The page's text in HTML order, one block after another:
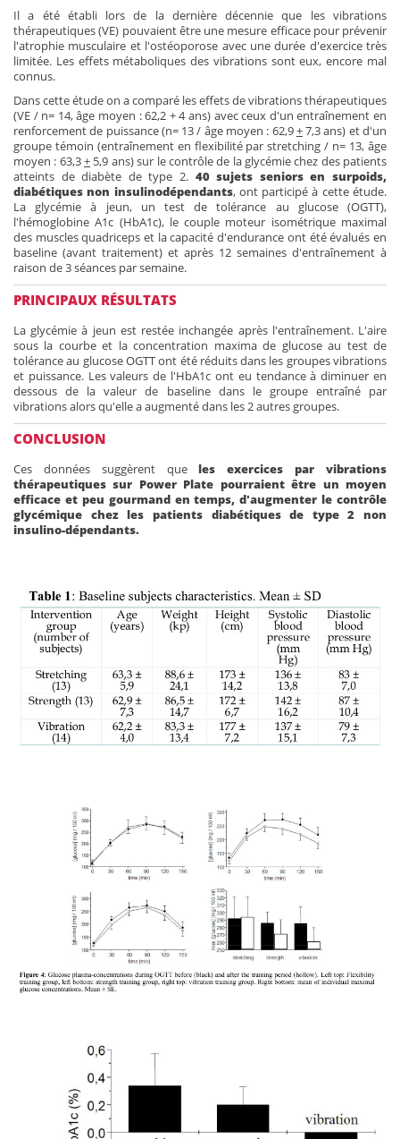
Il a été établi lors de la dernière décennie que les vibrations
thérapeutiques (VE) pouvaient être une mesure efficace pour prévenir
l'atrophie musculaire et l'ostéoporose avec une durée d'exercice très
limitée. Les effets métaboliques des vibrations sont eux, encore mal
connus.
Dans cette étude on a comparé les effets de vibrations thérapeutiques
(VE / n= 14, âge moyen : 62,2 + 4 ans) avec ceux d'un entraînement en
renforcement de puissance (n= 13 / âge moyen : 62,9+7,3 ans) et d'un
groupe témoin (entraînement en flexibilité par stretching / n= 13, âge
moyen : 63,3+ 5,9 ans) sur le contrôle de la glycémie chez des patients
atteints de diabète de type 2. 40 sujets seniors en surpoids,
diabétiques non insulinodépendants, ont participé à cette étude.
La glycémie à jeun, un test de tolérance au glucose (OGTT),
l'hémoglobine A1c (HbA1c), le couple moteur isométrique maximal
des muscles quadriceps et la capacité d'endurance ont été évalués en
baseline (avant traitement) et après 12 semaines d'entraînement à
raison de 3 séances par semaine.
PRINCIPAUX RÉSULTATS
La glycémie à jeun est restée inchangée après l'entraînement. L'aire
sous la courbe et la concentration maxima de glucose au test de
tolérance au glucose OGTT ont été réduits dans les groupes vibrations
et puissance. Les valeurs de l'HbA1c ont eu tendance à diminuer en
dessous de la valeur de baseline dans le groupe entraîné par
vibrations alors qu'elle a augmenté dans les 2 autres groupes.
CONCLUSION
Ces données suggèrent queles exercices par vibrations
thérapeutiques sur Power Plate pourraient être un moyen
efficace et peu gourmand en temps, d'augmenter le contrôle
glycémique chez les patients diabétiques de type 2 non
insulino-dépendants.